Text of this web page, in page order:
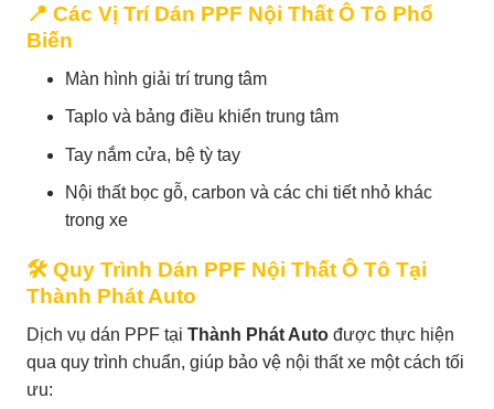
📍 Các Vị Trí Dán PPF Nội Thất Ô Tô Phổ
Biến
Màn hình giải trí trung tâm
Taplo và bảng điều khiển trung tâm
Tay nắm cửa, bệ tỳ tay
Nội thất bọc gỗ, carbon và các chi tiết nhỏ khác
trong xe
🛠 Quy Trình Dán PPF Nội Thất Ô Tô Tại
Thành Phát Auto
Dịch vụ dán PPF tại Thành Phát Auto được thực hiện
qua quy trình chuẩn, giúp bảo vệ nội thất xe một cách tối
ưu: